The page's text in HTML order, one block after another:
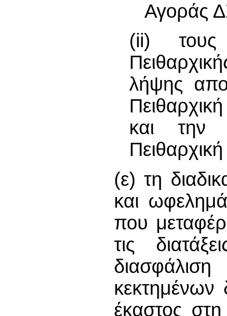
Αγοράς
(ii) τους
λήψης
και την
(ε) τη
και
που
τις
κεκτημένων
έκαστος